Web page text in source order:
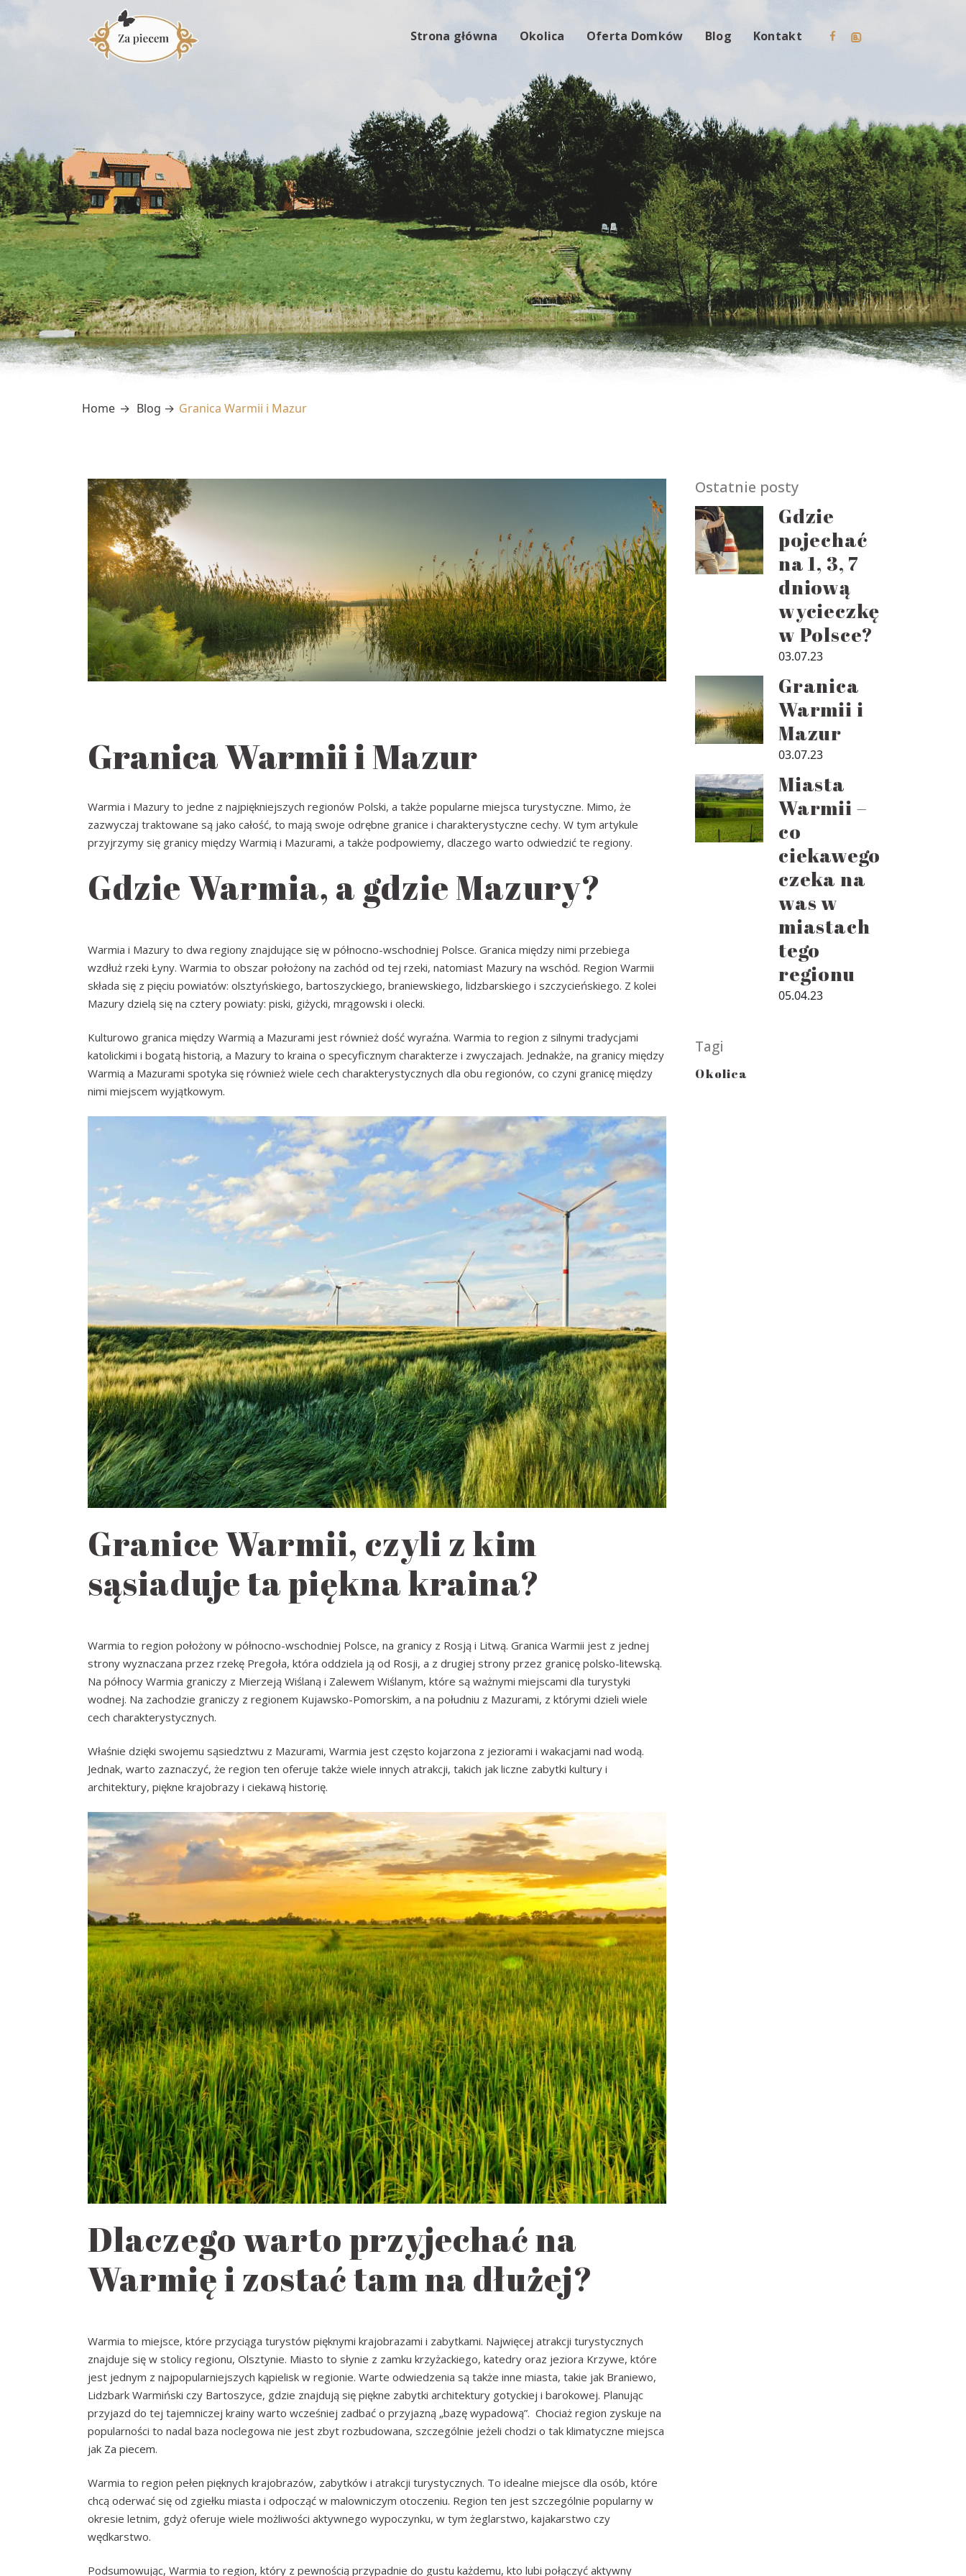
Strona główna Okolica Oferta Domków Blog Kontakt
Home Blog Granica Warmii i Mazur
Granica Warmii i Mazur
Warmia i Mazury to jedne z najpiękniejszych regionów Polski, a także popularne miejsca turystyczne. Mimo, że
zazwyczaj traktowane są jako całość, to mają swoje odrębne granice i charakterystyczne cechy. W tym artykule
przyjrzymy się granicy między Warmią i Mazurami, a także podpowiemy, dlaczego warto odwiedzić te regiony.
Gdzie Warmia, a gdzie Mazury?
Warmia i Mazury to dwa regiony znajdujące się w północno-wschodniej Polsce. Granica między nimi przebiega
wzdłuż rzeki Łyny. Warmia to obszar położony na zachód od tej rzeki, natomiast Mazury na wschód. Region Warmii
składa się z pięciu powiatów: olsztyńskiego, bartoszyckiego, braniewskiego, lidzbarskiego i szczycieńskiego. Z kolei
Mazury dzielą się na cztery powiaty: piski, giżycki, mrągowski i olecki.
Kulturowo granica między Warmią a Mazurami jest również dość wyraźna. Warmia to region z silnymi tradycjami
katolickimi i bogatą historią, a Mazury to kraina o specyficznym charakterze i zwyczajach. Jednakże, na granicy między
Warmią a Mazurami spotyka się również wiele cech charakterystycznych dla obu regionów, co czyni granicę między
nimi miejscem wyjątkowym.
Granice Warmii, czyli z kim
sąsiaduje ta piękna kraina?
Warmia to region położony w północno-wschodniej Polsce, na granicy z Rosją i Litwą. Granica Warmii jest z jednej
strony wyznaczana przez rzekę Pregoła, która oddziela ją od Rosji, a z drugiej strony przez granicę polsko-litewską.
Na północy Warmia graniczy z Mierzeją Wiślaną i Zalewem Wiślanym, które są ważnymi miejscami dla turystyki
wodnej. Na zachodzie graniczy z regionem Kujawsko-Pomorskim, a na południu z Mazurami, z którymi dzieli wiele
cech charakterystycznych.
Właśnie dzięki swojemu sąsiedztwu z Mazurami, Warmia jest często kojarzona z jeziorami i wakacjami nad wodą.
Jednak, warto zaznaczyć, że region ten oferuje także wiele innych atrakcji, takich jak liczne zabytki kultury i
architektury, piękne krajobrazy i ciekawą historię.
Dlaczego warto przyjechać na
Warmię i zostać tam na dłużej?
Warmia to miejsce, które przyciąga turystów pięknymi krajobrazami i zabytkami. Najwięcej atrakcji turystycznych
znajduje się w stolicy regionu, Olsztynie. Miasto to słynie z zamku krzyżackiego, katedry oraz jeziora Krzywe, które
jest jednym z najpopularniejszych kąpielisk w regionie. Warte odwiedzenia są także inne miasta, takie jak Braniewo,
Lidzbark Warmiński czy Bartoszyce, gdzie znajdują się piękne zabytki architektury gotyckiej i barokowej. Planując
przyjazd do tej tajemniczej krainy warto wcześniej zadbać o przyjazną „bazę wypadową”. Chociaż region zyskuje na
popularności to nadal baza noclegowa nie jest zbyt rozbudowana, szczególnie jeżeli chodzi o tak klimatyczne miejsca
jak Za piecem.
Warmia to region pełen pięknych krajobrazów, zabytków i atrakcji turystycznych. To idealne miejsce dla osób, które
chcą oderwać się od zgiełku miasta i odpocząć w malowniczym otoczeniu. Region ten jest szczególnie popularny w
okresie letnim, gdyż oferuje wiele możliwości aktywnego wypoczynku, w tym żeglarstwo, kajakarstwo czy
wędkarstwo.
Podsumowując, Warmia to region, który z pewnością przypadnie do gustu każdemu, kto lubi połączyć aktywny
Ostatnie posty
Gdzie
pojechać
na 1, 3, 7
dniową
wycieczkę
w Polsce?
03.07.23
Granica
Warmii i
Mazur
03.07.23
Miasta
Warmii –
co
ciekawego
czeka na
was w
miastach
tego
regionu
05.04.23
Tagi
Okolica